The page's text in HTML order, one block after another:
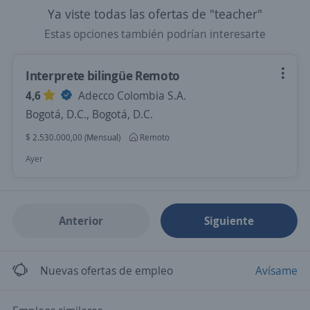
Ya viste todas las ofertas de "teacher"
Estas opciones también podrían interesarte
Interprete bilingüe Remoto
4,6
Adecco Colombia S.A.
Bogotá, D.C., Bogotá, D.C.
$ 2.530.000,00 (Mensual)
Remoto
Ayer
Anterior Siguiente
Nuevas ofertas de empleo Avísame